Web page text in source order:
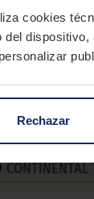
cookies
del
Rechazar
CONTINENTAL